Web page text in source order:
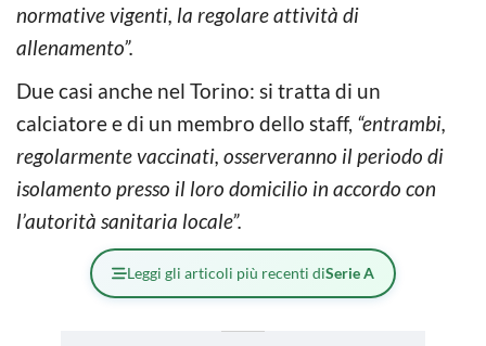
normative vigenti, la regolare attività di
allenamento”.
Due casi anche nel Torino: si tratta di un
calciatore e di un membro dello staff, “entrambi,
regolarmente vaccinati, osserveranno il periodo di
isolamento presso il loro domicilio in accordo con
l’autorità sanitaria locale”.
Leggi gli articoli più recenti diSerie A